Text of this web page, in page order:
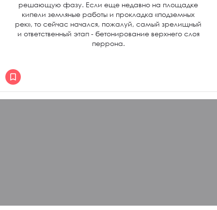
решающую фазу. Если еще недавно на площадке
кипели земляные работы и прокладка «подземных
рек», то сейчас начался, пожалуй, самый зрелищный
и ответственный этап - бетонирование верхнего слоя
перрона.